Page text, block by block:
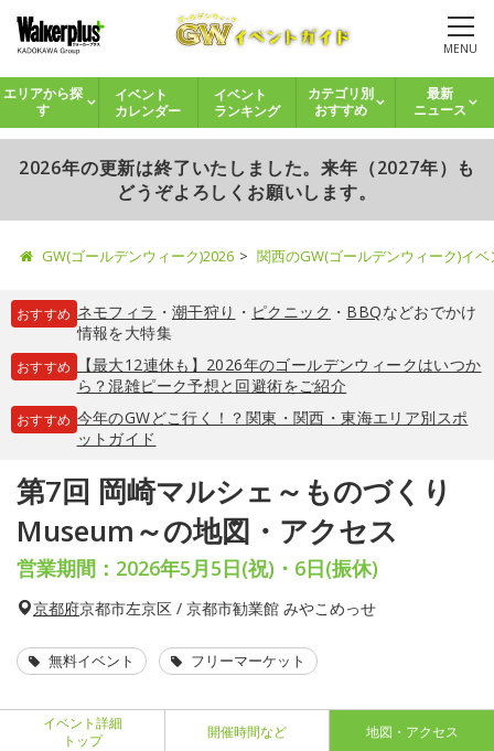
MENU
エリアから探
す
イベント
カレンダー
イベント
ランキング
カテゴリ別
おすすめ
最新
ニュース
2026年の更新は終了いたしました。来年（2027年）も
どうぞよろしくお願いします。
GW(ゴールデンウィーク)2026 関西のGW(ゴールデンウィーク)イ
おすすめ ネモフィラ ・ 潮干狩り ・ ピクニック ・ BBQなどおでかけ
情報を大特集
おすすめ
【最大12連休も】2026年のゴールデンウィークはいつか
ら？混雑ピーク予想と回避術をご紹介
おすすめ 今年のGWどこ行く！？関東・関西・東海エリア別スポ
ットガイド
第7回 岡崎マルシェ～ものづくり
Museum～の地図・アクセス
営業期間：2026年5月5日(祝)・6日(振休)
京都府京都市左京区 / 京都市勧業館 みやこめっせ
無料イベント フリーマーケット
イベント詳細
トップ
開催時間など 地図・アクセス